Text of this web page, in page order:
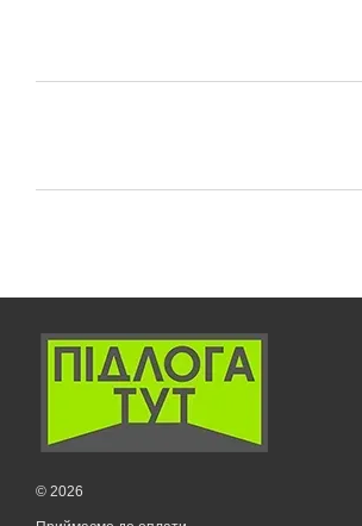
© 2026